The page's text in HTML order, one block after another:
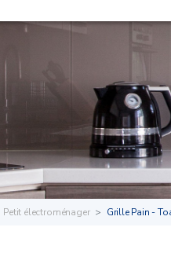
Petit électroménager Grille Pain -